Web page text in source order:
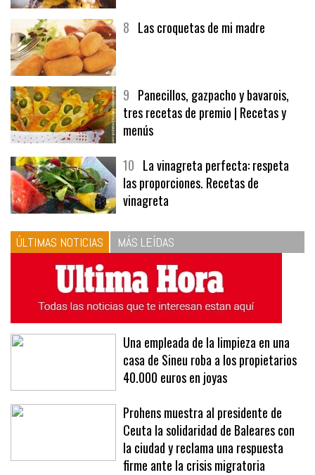
8 Las croquetas de mi madre
9 Panecillos, gazpacho y bavarois,
tres recetas de premio | Recetas y
menús
10 La vinagreta perfecta: respeta
las proporciones. Recetas de
vinagreta
ÚLTIMAS NOTICIAS MÁS LEÍDAS
Una empleada de la limpieza en una
casa de Sineu roba a los propietarios
40.000 euros en joyas
Prohens muestra al presidente de
Ceuta la solidaridad de Baleares con
la ciudad y reclama una respuesta
firme ante la crisis migratoria